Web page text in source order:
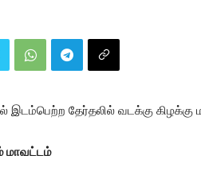
இடம்பெற்ற தேர்தலில் வடக்கு
மாவட்டம்